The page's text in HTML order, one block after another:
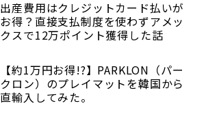
出産費用はクレジットカード払いが
お得？直接支払制度を使わずアメッ
クスで12万ポイント獲得した話
【約1万円お得!?】PARKLON（パー
クロン）のプレイマットを韓国から
直輸入してみた。